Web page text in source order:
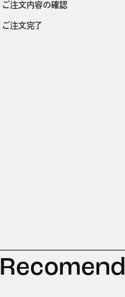
ご注文内容の確認
ご注文完了
Recomend